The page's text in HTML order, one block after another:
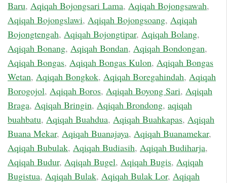
Baru, Aqiqah Bojongsari Lama, Aqiqah Bojongsawah,
Aqiqah Bojongslawi, Aqiqah Bojongsoang, Aqiqah
Bojongtengah, Aqiqah Bojongtipar, Aqiqah Bolang,
Aqiqah Bonang, Aqiqah Bondan, Aqiqah Bondongan,
Aqiqah Bongas, Aqiqah Bongas Kulon, Aqiqah Bongas
Wetan, Aqiqah Bongkok, Aqiqah Boregahindah, Aqiqah
Borogojol, Aqiqah Boros, Aqiqah Boyong Sari, Aqiqah
Braga, Aqiqah Bringin, Aqiqah Brondong, aqiqah
buahbatu, Aqiqah Buahdua, Aqiqah Buahkapas, Aqiqah
Buana Mekar, Aqiqah Buanajaya, Aqiqah Buanamekar,
Aqiqah Bubulak, Aqiqah Budiasih, Aqiqah Budiharja,
Aqiqah Budur, Aqiqah Bugel, Aqiqah Bugis, Aqiqah
Bugistua, Aqiqah Bulak, Aqiqah Bulak Lor, Aqiqah